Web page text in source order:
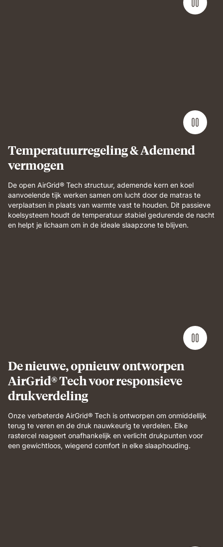
breathable
comfort.
Temperatuurregeling & Ademend
vermogen
De open AirGrid® Tech structuur, ademende kern en koel
aanvoelende tijk werken samen om lucht door de matras te
verplaatsen in plaats van warmte vast te houden. Dit passieve
koelsysteem houdt de temperatuur stabiel gedurende de nacht
en helpt je lichaam om in de ideale slaapzone te blijven.
De nieuwe, opnieuw ontworpen
AirGrid® Tech voor responsieve
drukverdeling
Onze verbeterde AirGrid® Tech is ontworpen om onmiddellijk
terug te veren en de druk nauwkeurig te verdelen. Elke
rastercel reageert onafhankelijk en verlicht drukpunten voor
een gewichtloos, wiegend comfort in elke slaaphouding.